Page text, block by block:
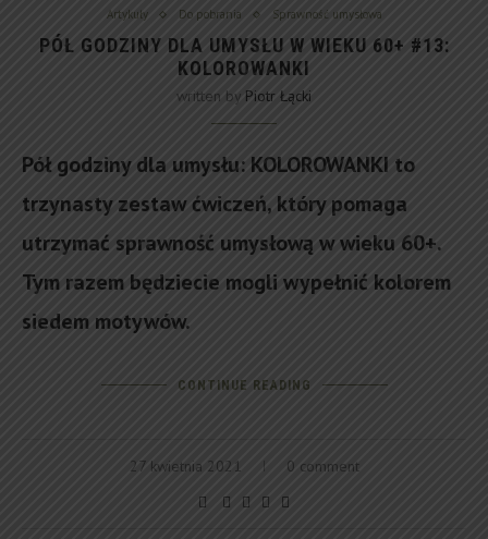
Artykuły Do pobrania Sprawność umysłowa
PÓŁ GODZINY DLA UMYSŁU W WIEKU 60+ #13:
KOLOROWANKI
written by Piotr Łącki
Pół godziny dla umysłu: KOLOROWANKI to
trzynasty zestaw ćwiczeń, który pomaga
utrzymać sprawność umysłową w wieku 60+.
Tym razem będziecie mogli wypełnić kolorem
siedem motywów.
CONTINUE READING
27 kwietnia 2021 0 comment